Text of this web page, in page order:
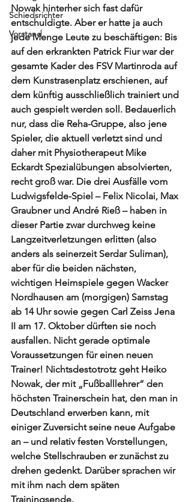
Schiedsrichter
Vorstand
Nowak hinterher sich fast dafür
entschuldigte. Aber er hatte ja auch
jede Menge Leute zu beschäftigen: Bis
auf den erkrankten Patrick Fiur war der
gesamte Kader des FSV Martinroda auf
dem Kunstrasenplatz erschienen, auf
dem künftig ausschließlich trainiert und
auch gespielt werden soll. Bedauerlich
nur, dass die Reha-Gruppe, also jene
Spieler, die aktuell verletzt sind und
daher mit Physiotherapeut Mike
Eckardt Spezialübungen absolvierten,
recht groß war. Die drei Ausfälle vom
Ludwigsfelde-Spiel – Felix Nicolai, Max
Graubner und André Rieß – haben in
dieser Partie zwar durchweg keine
Langzeitverletzungen erlitten (also
anders als seinerzeit Serdar Suliman),
aber für die beiden nächsten,
wichtigen Heimspiele gegen Wacker
Nordhausen am (morgigen) Samstag
ab 14 Uhr sowie gegen Carl Zeiss Jena
II am 17. Oktober dürften sie noch
ausfallen. Nicht gerade optimale
Voraussetzungen für einen neuen
Trainer! Nichtsdestotrotz geht Heiko
Nowak, der mit „Fußballlehrer“ den
höchsten Trainerschein hat, den man in
Deutschland erwerben kann, mit
einiger Zuversicht seine neue Aufgabe
an – und relativ festen Vorstellungen,
welche Stellschrauben er zunächst zu
drehen gedenkt. Darüber sprachen wir
mit ihm nach dem späten
Trainingsende.